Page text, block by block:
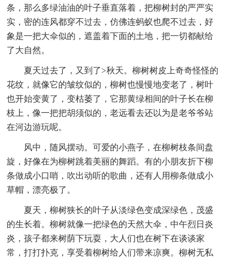
条，那么多绿油油的叶子垂直落着，把柳树封的严严实
实，密的连风都穿不过去，仿佛连蚂蚁也爬不过去，好
象是一把大伞似的，遮盖着下面的土地，把一切都献给
了大自然。
夏天过去了，又到了>秋天。柳树树皮上奇奇怪怪的
花纹，就像它的皱纹似的，柳树也慢慢地变老了，树叶
也开始变黄了，变枯萎了，它那黄绿相间的叶子长在柳
枝上，像一把把胡须似的，老远看去还以为是老爷爷站
在河边游玩呢。
风中，随风摆动。可爱的小燕子，在柳树枝条间盘
旋，好像在为柳树跳着美丽的舞蹈。有的小朋友折下柳
条做成小口哨，吹出动听的歌曲，还有人用柳条做成小
草帽，漂亮极了。
夏天，柳树狭长的叶子从淡绿色变成深绿色，茂盛
的生长着。柳树就像一把绿色的天然大伞，中午烈日炎
炎，孩子都来树荫下玩耍，大人们也在树下在谈谈家
常，打打扑克，享受着柳树给人们带来凉爽。柳树无私